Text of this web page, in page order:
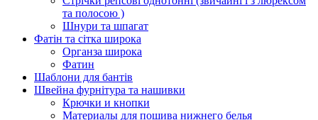
та полосою )
Шнури та шпагат
Фатін та сітка широка
Органза широка
Фатин
Шаблони для бантів
Швейна фурнітура та нашивки
Крючки и кнопки
Материалы для пошива нижнего белья